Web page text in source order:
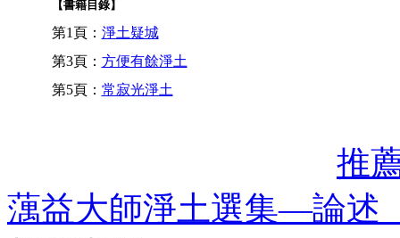
【書籍目錄】
第1頁： 淨土疑城
第3頁： 方便有餘淨土
第5頁： 常寂光淨土
推
蕅益大師淨土選集—論